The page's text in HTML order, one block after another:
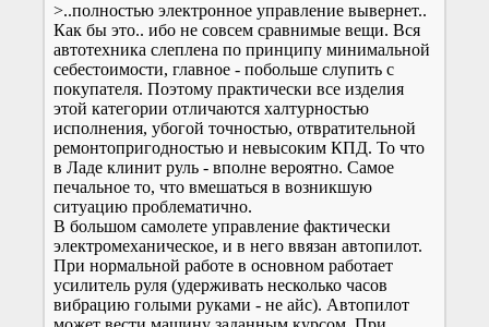
>..полностью электронное управление вывернет..
Как бы это.. ибо не совсем сравнимые вещи. Вся
автотехника слеплена по принципу минимальной
себестоимости, главное - побольше слупить с
покупателя. Поэтому практически все изделия
этой категории отличаются халтурностью
исполнения, убогой точностью, отвратительной
ремонтопригодностью и невысоким КПД. То что
в Ладе клинит руль - вполне вероятно. Самое
печальное то, что вмешаться в возникшую
ситуацию проблематично.
В большом самолете управление фактически
электромеханическое, и в него ввязан автопилот.
При нормальной работе в основном работает
усилитель руля (удерживать несколько часов
вибрацию голыми руками - не айс). Автопилот